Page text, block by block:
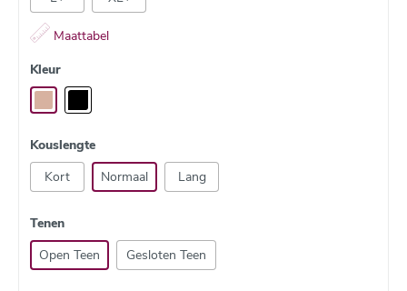
opgeven)
Lengte kous inkorten (In te korten lengte doorgeven - max.
5 cm)
Maattabel
Kleur
Kouslengte
Kort
Normaal Lang
Tenen
Open Teen
Gesloten Teen